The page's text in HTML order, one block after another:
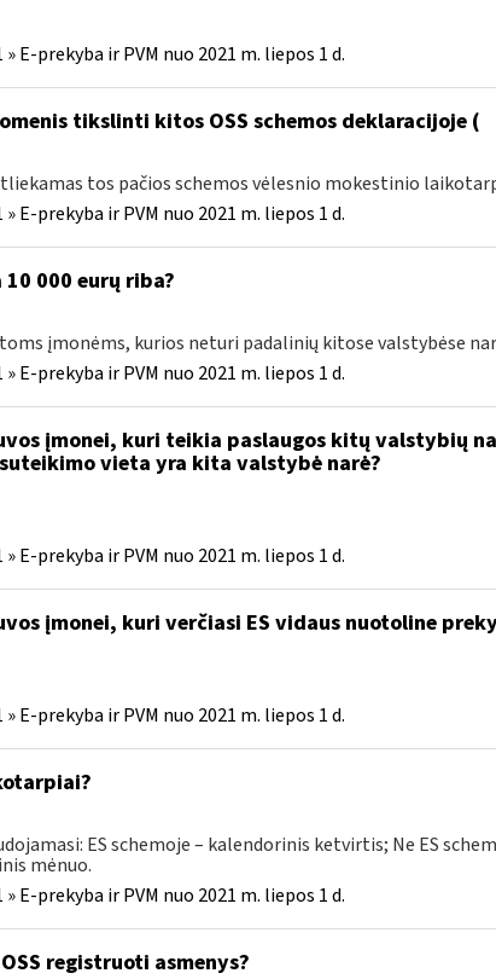
» E-prekyba ir PVM nuo 2021 m. liepos 1 d.
tikslinti kitos OSS schemos deklaracijoje (
tos pačios schemos vėlesnio mokestinio
» E-prekyba ir PVM nuo 2021 m. liepos 1 d.
000 eurų riba?
įmonėms, kurios neturi padalinių kitose valstybėse
» E-prekyba ir PVM nuo 2021 m. liepos 1 d.
įmonei, kuri teikia paslaugos kitų valstybių
vieta yra kita valstybė narė?
» E-prekyba ir PVM nuo 2021 m. liepos 1 d.
įmonei, kuri verčiasi ES vidaus nuotoline
» E-prekyba ir PVM nuo 2021 m. liepos 1 d.
ES schemoje – kalendorinis ketvirtis; Ne ES
mėnuo.
» E-prekyba ir PVM nuo 2021 m. liepos 1 d.
registruoti asmenys?